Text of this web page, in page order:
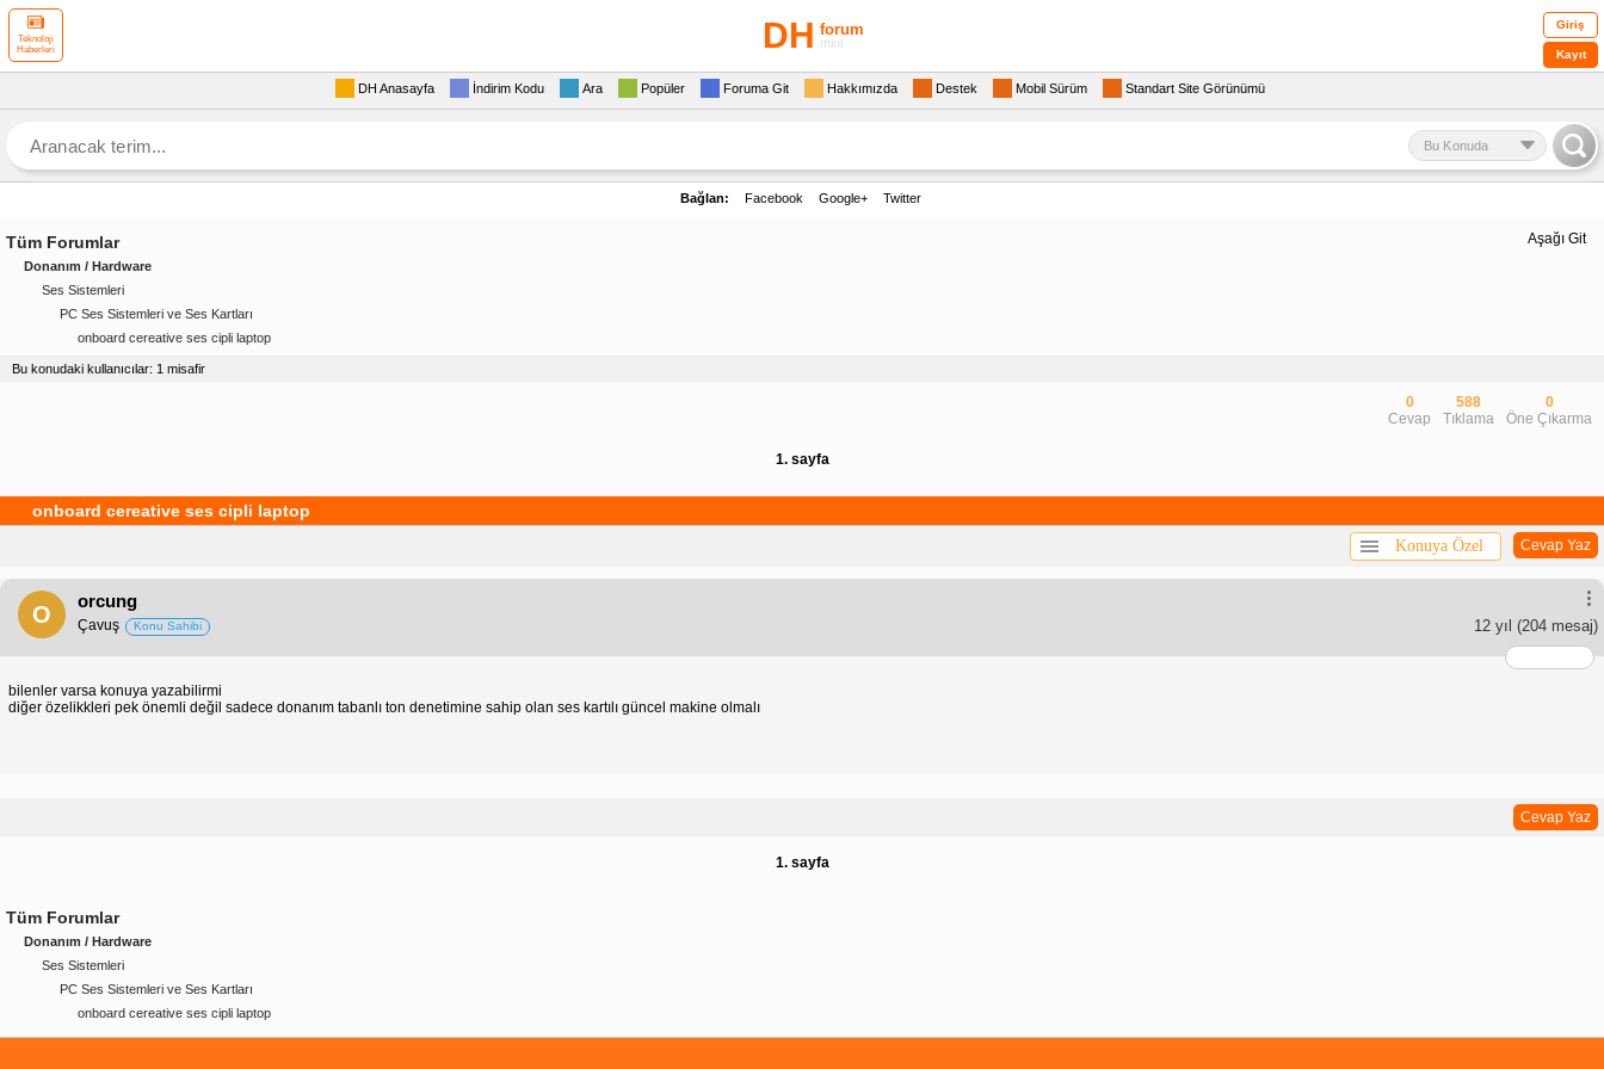
Teknoloji
Haberleri
DH forum
mini
Giriş
Kayıt
DH Anasayfa İndirim Kodu Ara Popüler Foruma Git Hakkımızda Destek Mobil Sürüm Standart Site Görünümü
Bu Konuda
Bağlan: Facebook Google+ Twitter
Aşağı Git
Tüm Forumlar
Donanım / Hardware
Ses Sistemleri
PC Ses Sistemleri ve Ses Kartları
onboard cereative ses cipli laptop
Bu konudaki kullanıcılar: 1 misafir
0
Cevap
588
Tıklama
0
Öne Çıkarma
1. sayfa
onboard cereative ses cipli laptop
Cevap Yaz
Konuya Özel
O
orcung
12 yıl (204 mesaj)
Çavuş Konu Sahibi
bilenler varsa konuya yazabilirmi
diğer özelikkleri pek önemli değil sadece donanım tabanlı ton denetimine sahip olan ses kartılı güncel makine olmalı
Cevap Yaz
1. sayfa
Tüm Forumlar
Donanım / Hardware
Ses Sistemleri
PC Ses Sistemleri ve Ses Kartları
onboard cereative ses cipli laptop